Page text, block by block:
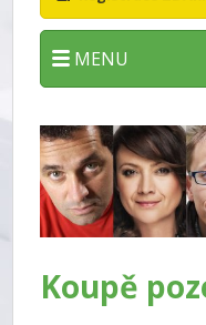
MENU
Koupě